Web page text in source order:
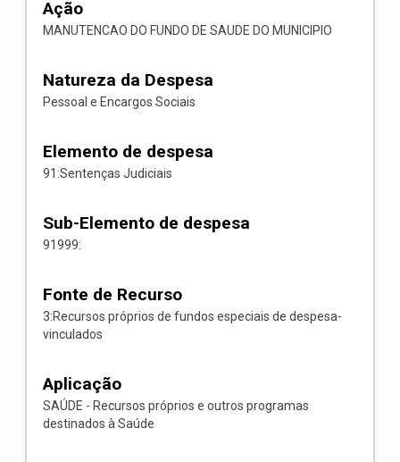
Ação
MANUTENCAO DO FUNDO DE SAUDE DO MUNICIPIO
Natureza da Despesa
Pessoal e Encargos Sociais
Elemento de despesa
91:Sentenças Judiciais
Sub-Elemento de despesa
91999:
Fonte de Recurso
3:Recursos próprios de fundos especiais de despesa-
vinculados
Aplicação
SAÚDE - Recursos próprios e outros programas
destinados à Saúde